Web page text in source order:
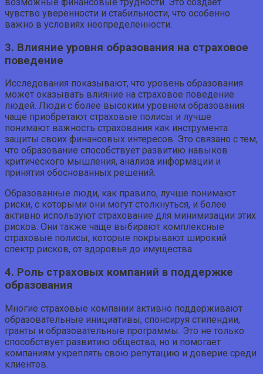
чувство уверенности и стабильности, что особенно
важно в условиях неопределенности.
3. Влияние уровня образования на страховое
поведение
Исследования показывают, что уровень образования
может оказывать влияние на страховое поведение
людей. Люди с более высоким уровнем образования
чаще приобретают страховые полисы и лучше
понимают важность страхования как инструмента
защиты своих финансовых интересов. Это связано с тем,
что образование способствует развитию навыков
критического мышления, анализа информации и
принятия обоснованных решений.
Образованные люди, как правило, лучше понимают
риски, с которыми они могут столкнуться, и более
активно используют страхование для минимизации этих
рисков. Они также чаще выбирают комплексные
страховые полисы, которые покрывают широкий
спектр рисков, от здоровья до имущества.
4. Роль страховых компаний в поддержке
образования
Многие страховые компании активно поддерживают
образовательные инициативы, спонсируя стипендии,
гранты и образовательные программы. Это не только
способствует развитию общества, но и помогает
компаниям укреплять свою репутацию и доверие среди
клиентов.